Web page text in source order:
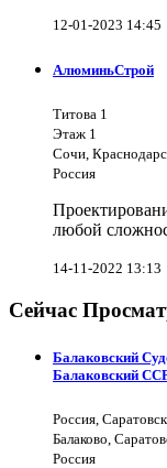
12-01-2023 14:45
АлюминьСтрой
Титова 1
Этаж 1
Сочи,
Россия
любой
14-11-2022 13:13
Сейчас
Балаковский
Балаковский
Россия,
Балаково,
Россия